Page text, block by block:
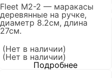
Fleet M2-2 — маракасы
деревянные на ручке,
диаметр 8.2cм, длина
27см.
(Нет в наличии)
(Нет в наличии)
Подробнее